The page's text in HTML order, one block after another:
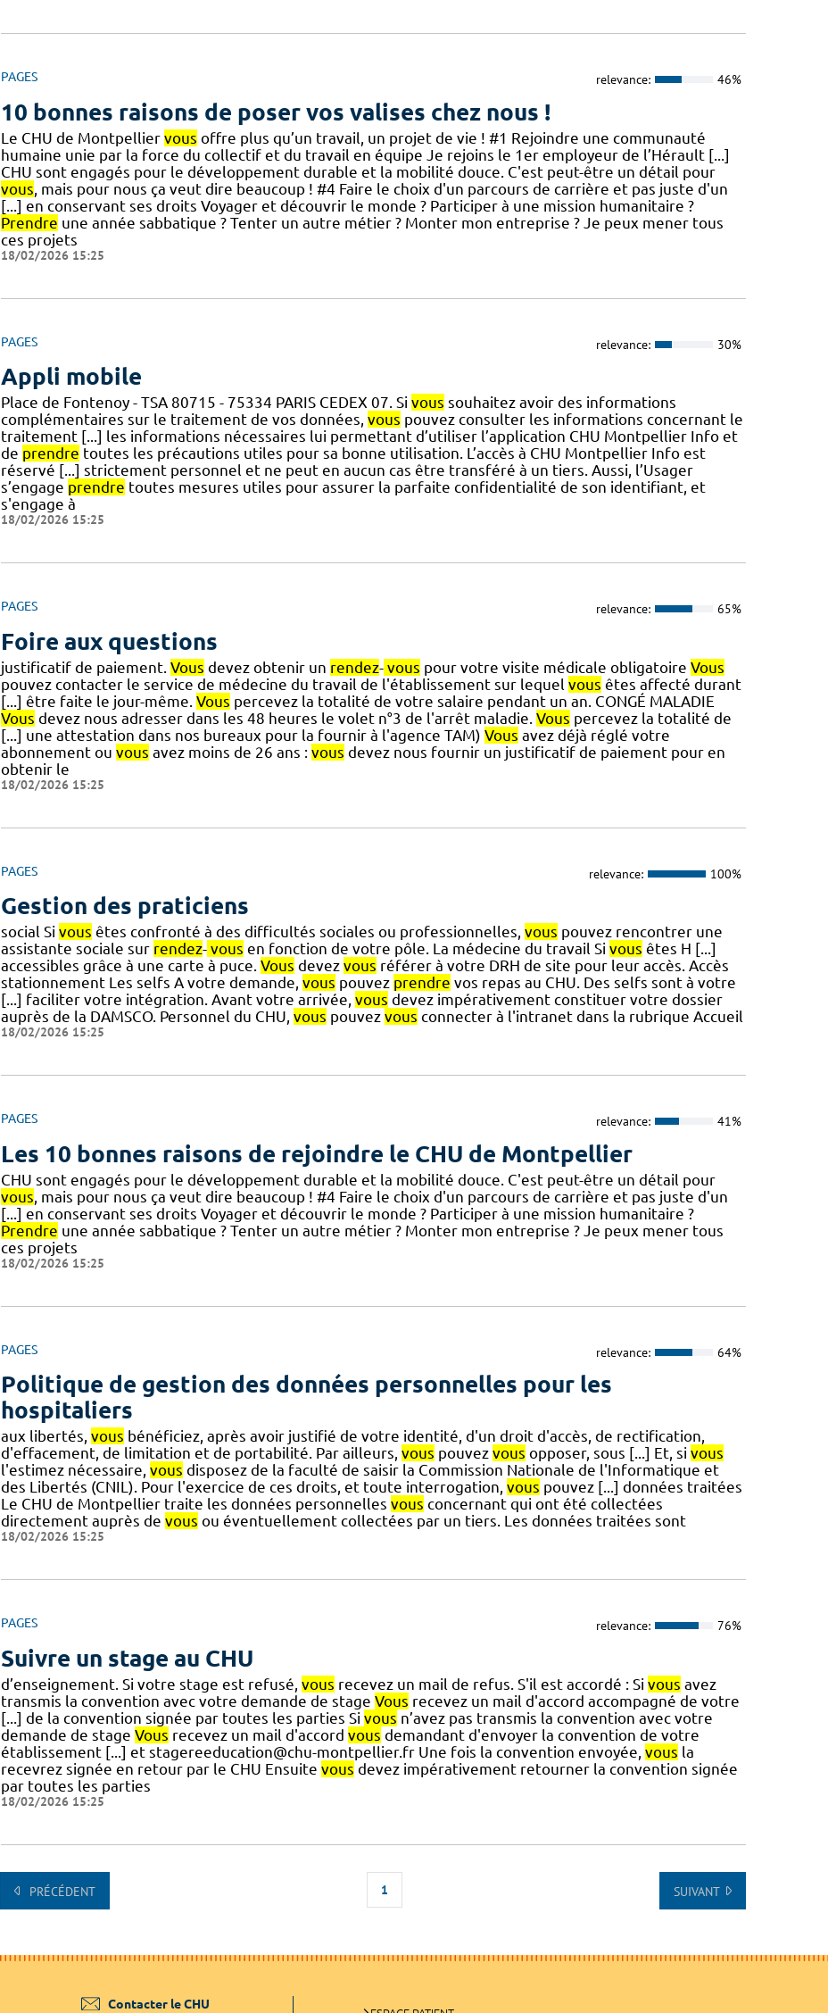
PAGES relevance: 46%
10 bonnes raisons de poser vos valises chez nous !
Le CHU de Montpellier vous offre plus qu’un travail, un projet de vie ! #1 Rejoindre une communauté
humaine unie par la force du collectif et du travail en équipe Je rejoins le 1er employeur de l’Hérault [...]
CHU sont engagés pour le développement durable et la mobilité douce. C'est peut-être un détail pour
vous, mais pour nous ça veut dire beaucoup ! #4 Faire le choix d'un parcours de carrière et pas juste d'un
[...] en conservant ses droits Voyager et découvrir le monde ? Participer à une mission humanitaire ?
Prendre une année sabbatique ? Tenter un autre métier ? Monter mon entreprise ? Je peux mener tous
ces projets
18/02/2026 15:25
PAGES relevance: 30%
Appli mobile
Place de Fontenoy - TSA 80715 - 75334 PARIS CEDEX 07. Si vous souhaitez avoir des informations
complémentaires sur le traitement de vos données, vous pouvez consulter les informations concernant le
traitement [...] les informations nécessaires lui permettant d’utiliser l’application CHU Montpellier Info et
de prendre toutes les précautions utiles pour sa bonne utilisation. L’accès à CHU Montpellier Info est
réservé [...] strictement personnel et ne peut en aucun cas être transféré à un tiers. Aussi, l’Usager
s’engage prendre toutes mesures utiles pour assurer la parfaite confidentialité de son identifiant, et
s'engage à
18/02/2026 15:25
PAGES relevance: 65%
Foire aux questions
justificatif de paiement. Vous devez obtenir un rendez- vous pour votre visite médicale obligatoire Vous
pouvez contacter le service de médecine du travail de l'établissement sur lequel vous êtes affecté durant
[...] être faite le jour-même. Vous percevez la totalité de votre salaire pendant un an. CONGÉ MALADIE
Vous devez nous adresser dans les 48 heures le volet n°3 de l'arrêt maladie. Vous percevez la totalité de
[...] une attestation dans nos bureaux pour la fournir à l'agence TAM) Vous avez déjà réglé votre
abonnement ou vous avez moins de 26 ans : vous devez nous fournir un justificatif de paiement pour en
obtenir le
18/02/2026 15:25
PAGES relevance: 100%
Gestion des praticiens
social Si vous êtes confronté à des difficultés sociales ou professionnelles, vous pouvez rencontrer une
assistante sociale sur rendez- vous en fonction de votre pôle. La médecine du travail Si vous êtes H [...]
accessibles grâce à une carte à puce. Vous devez vous référer à votre DRH de site pour leur accès. Accès
stationnement Les selfs A votre demande, vous pouvez prendre vos repas au CHU. Des selfs sont à votre
[...] faciliter votre intégration. Avant votre arrivée, vous devez impérativement constituer votre dossier
auprès de la DAMSCO. Personnel du CHU, vous pouvez vous connecter à l'intranet dans la rubrique Accueil
18/02/2026 15:25
PAGES relevance: 41%
Les 10 bonnes raisons de rejoindre le CHU de Montpellier
CHU sont engagés pour le développement durable et la mobilité douce. C'est peut-être un détail pour
vous, mais pour nous ça veut dire beaucoup ! #4 Faire le choix d'un parcours de carrière et pas juste d'un
[...] en conservant ses droits Voyager et découvrir le monde ? Participer à une mission humanitaire ?
Prendre une année sabbatique ? Tenter un autre métier ? Monter mon entreprise ? Je peux mener tous
ces projets
18/02/2026 15:25
PAGES relevance: 64%
Politique de gestion des données personnelles pour les
hospitaliers
aux libertés, vous bénéficiez, après avoir justifié de votre identité, d'un droit d'accès, de rectification,
d'effacement, de limitation et de portabilité. Par ailleurs, vous pouvez vous opposer, sous [...] Et, si vous
l'estimez nécessaire, vous disposez de la faculté de saisir la Commission Nationale de l'Informatique et
des Libertés (CNIL). Pour l'exercice de ces droits, et toute interrogation, vous pouvez [...] données traitées
Le CHU de Montpellier traite les données personnelles vous concernant qui ont été collectées
directement auprès de vous ou éventuellement collectées par un tiers. Les données traitées sont
18/02/2026 15:25
PAGES relevance: 76%
Suivre un stage au CHU
d’enseignement. Si votre stage est refusé, vous recevez un mail de refus. S'il est accordé : Si vous avez
transmis la convention avec votre demande de stage Vous recevez un mail d'accord accompagné de votre
[...] de la convention signée par toutes les parties Si vous n’avez pas transmis la convention avec votre
demande de stage Vous recevez un mail d'accord vous demandant d'envoyer la convention de votre
établissement [...] et stagereeducation@chu-montpellier.fr Une fois la convention envoyée, vous la
recevrez signée en retour par le CHU Ensuite vous devez impérativement retourner la convention signée
par toutes les parties
18/02/2026 15:25
PRÉCÉDENT 1 SUIVANT
Contacter le CHU